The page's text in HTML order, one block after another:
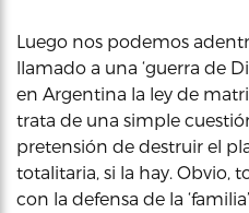
Luego nos podemos
llamado a una ‘guerra de
en Argentina la ley de
trata de una simple
pretensión de destruir el
totalitaria, si la hay. Obvio,
con la defensa de la